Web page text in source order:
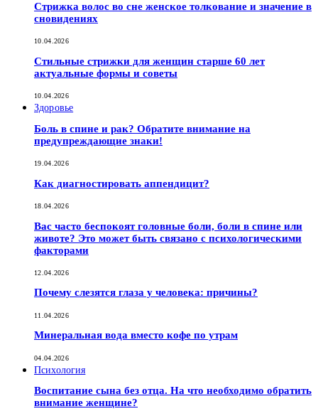
Стрижка волос во сне женское толкование и значение в
сновидениях
10.04.2026
Стильные стрижки для женщин старше 60 лет
актуальные формы и советы
10.04.2026
Здоровье
Боль в спине и рак? Обратите внимание на
предупреждающие знаки!
19.04.2026
Как диагностировать аппендицит?
18.04.2026
Вас часто беспокоят головные боли, боли в спине или
животе? Это может быть связано с психологическими
факторами
12.04.2026
Почему слезятся глаза у человека: причины?
11.04.2026
Минеральная вода вместо кофе по утрам
04.04.2026
Психология
Воспитание сына без отца. На что необходимо обратить
внимание женщине?